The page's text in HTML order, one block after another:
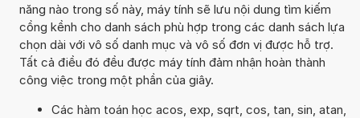
năng nào trong số này, máy tính sẽ lưu nội dung tìm kiếm
cồng kềnh cho danh sách phù hợp trong các danh sách lựa
chọn dài với vô số danh mục và vô số đơn vị được hỗ trợ.
Tất cả điều đó đều được máy tính đảm nhận hoàn thành
công việc trong một phần của giây.
Các hàm toán học acos, exp, sqrt, cos, tan, sin, atan,